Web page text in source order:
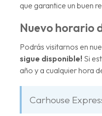
que garantice un buen
Nuevo horario
Podrás visitarnos en
sigue disponible! Si
año y a cualquier hora
Carhouse